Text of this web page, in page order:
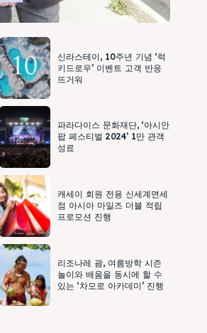
신라스테이, 10주년 기념 ‘럭
키드로우’ 이벤트 고객 반응
뜨거워
파라다이스 문화재단, ‘아시안
팝 페스티벌 2024’ 1만 관객
성료
캐세이 회원 전용 신세계면세
점 아시아 마일즈 더블 적립
프로모션 진행
리조나레 괌, 여름방학 시즌
놀이와 배움을 동시에 할 수
있는 ‘차모로 아카데미’ 진행